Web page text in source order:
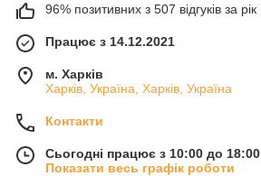
96% позитивних з 507 відгуків за рік
Працює з 14.12.2021
м. Харків
Харків, Україна, Харків, Україна
Контакти
Сьогодні працює з 10:00 до 18:00
Показати весь графік роботи